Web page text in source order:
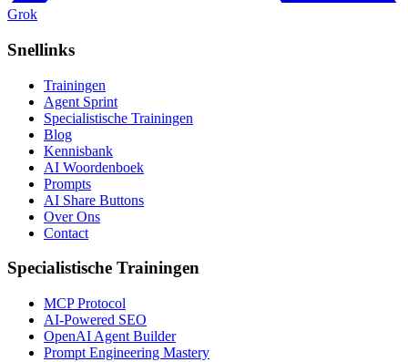
Grok
Snellinks
Trainingen
Agent Sprint
Specialistische Trainingen
Blog
Kennisbank
AI Woordenboek
Prompts
AI Share Buttons
Over Ons
Contact
Specialistische Trainingen
MCP Protocol
AI-Powered SEO
OpenAI Agent Builder
Prompt Engineering Mastery